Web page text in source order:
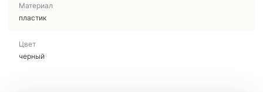
Материал
пластик
Цвет
черный